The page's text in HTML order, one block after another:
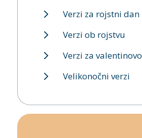
Verzi za rojstni dan
Verzi ob rojstvu
Verzi za valentinovo
Velikonočni verzi